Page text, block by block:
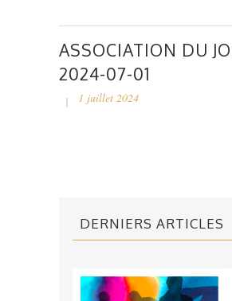
ASSOCIATION DU
2024-07-01
1 juillet 2024
DERNIERS ARTICLES